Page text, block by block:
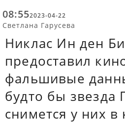
08:552023-04-22
Светлана Гарусева
Никлас Ин ден
предоставил
фальшивые
будто бы звезда
снимется у них